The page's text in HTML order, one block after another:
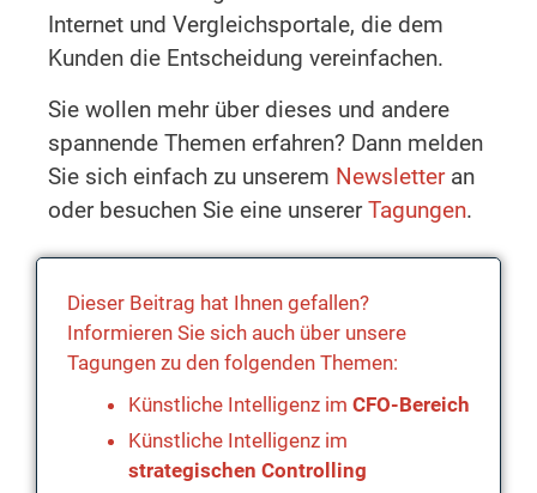
Internet und Vergleichsportale, die dem
Kunden die Entscheidung vereinfachen.
Sie wollen mehr über dieses und andere
spannende Themen erfahren? Dann melden
Sie sich einfach zu unserem Newsletteran
oder besuchen Sie eine unsererTagungen.
Dieser Beitrag hat Ihnen gefallen?
Informieren Sie sich auch über unsere
Tagungen zu den folgenden Themen:
Künstliche Intelligenz im CFO-Bereich
Künstliche Intelligenz im
strategischen Controlling